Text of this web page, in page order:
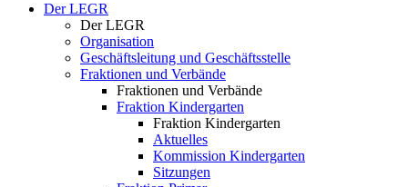
Der LEGR
Der LEGR
Organisation
Geschäftsleitung und Geschäftsstelle
Fraktionen und Verbände
Fraktionen und Verbände
Fraktion Kindergarten
Fraktion Kindergarten
Aktuelles
Kommission Kindergarten
Sitzungen